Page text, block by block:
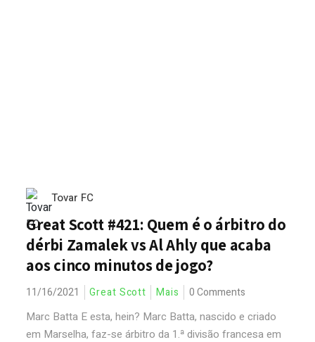
Tovar FC
Great Scott #421: Quem é o árbitro do
dérbi Zamalek vs Al Ahly que acaba
aos cinco minutos de jogo?
11/16/2021 Great Scott Mais 0 Comments
Marc Batta E esta, hein? Marc Batta, nascido e criado
em Marselha, faz-se árbitro da 1.ª divisão francesa em